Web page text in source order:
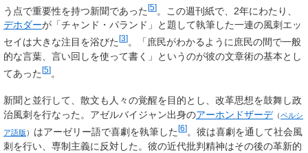
う点で重要性を持つ新聞であった[5]。この週刊紙で、2年にわたり、
デホダーが「チャンド・パランド」と題して執筆した一連の風刺エッ
セイは大きな注目を浴びた [3] 。「庶民がわかるように庶民の間で一般
的な言葉、言い回しを使って書く」というのが彼の文章術の基本とし
てあった [5] 。
新聞と並行して、散文も人々の覚醒を目的とし、改革思想を鼓舞し政
治風刺を行なった。アゼルバイジャン出身のアーホンドザーデ （ペルシ
ア語版 ） はアーゼリー語で喜劇を執筆した [6] 。彼は喜劇を通して社会風
刺を行い、専制主義に反対した。彼の近代批判精神はその後の革新的